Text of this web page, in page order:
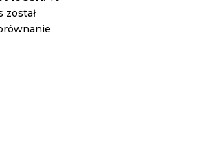
został